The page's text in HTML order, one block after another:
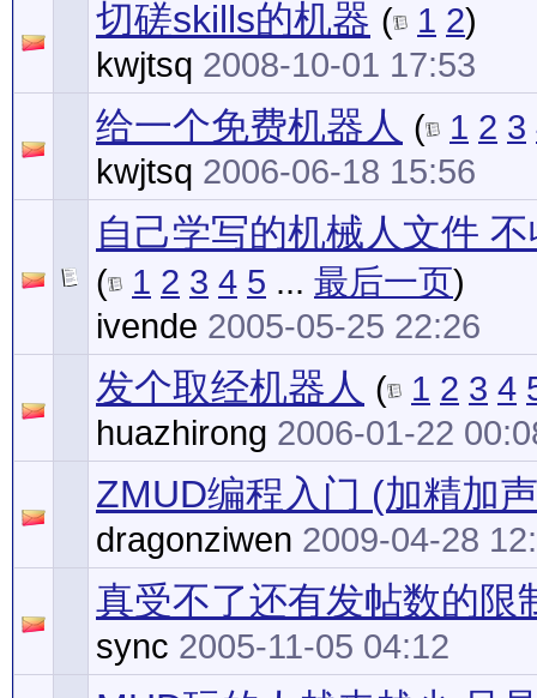
切磋skills的机器 ( 1 2)
kwjtsq 2008-10-01 17:53
给一个免费机器人 ( 1 2 3
kwjtsq 2006-06-18 15:56
自己学写的机械人文件
( 1 2 3 4 5 ... 最后一页)
ivende 2005-05-25 22:26
发个取经机器人 ( 1 2 3 4
huazhirong 2006-01-22
ZMUD编程入门 (加精加
dragonziwen 2009-04-28
真受不了还有发帖数的限
sync 2005-11-05 04:12